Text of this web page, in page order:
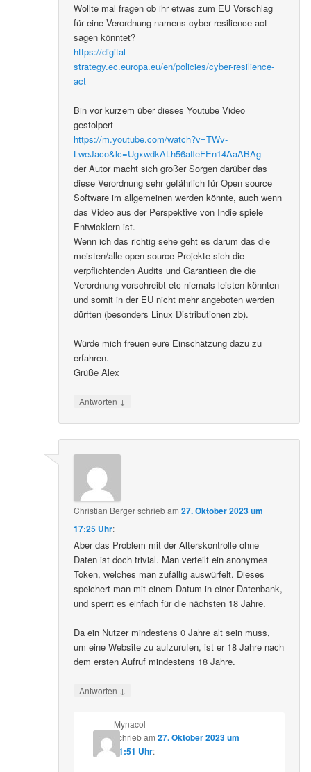
Wollte mal fragen ob ihr etwas zum EU Vorschlag
für eine Verordnung namens cyber resilience act
sagen könntet?
https://digital-
strategy.ec.europa.eu/en/policies/cyber-resilience-
act
Bin vor kurzem über dieses Youtube Video
gestolpert
https://m.youtube.com/watch?v=TWv-
LweJaco&lc=UgxwdkALh56affeFEn14AaABAg
der Autor macht sich großer Sorgen darüber das
diese Verordnung sehr gefährlich für Open source
Software im allgemeinen werden könnte, auch wenn
das Video aus der Perspektive von Indie spiele
Entwicklern ist.
Wenn ich das richtig sehe geht es darum das die
meisten/alle open source Projekte sich die
verpflichtenden Audits und Garantieen die die
Verordnung vorschreibt etc niemals leisten könnten
und somit in der EU nicht mehr angeboten werden
dürften (besonders Linux Distributionen zb).
Würde mich freuen eure Einschätzung dazu zu
erfahren.
Grüße Alex
Antworten ↓
Christian Bergerschriebam27. Oktober 2023 um
17:25 Uhr:
Aber das Problem mit der Alterskontrolle ohne
Daten ist doch trivial. Man verteilt ein anonymes
Token, welches man zufällig auswürfelt. Dieses
speichert man mit einem Datum in einer Datenbank,
und sperrt es einfach für die nächsten 18 Jahre.
Da ein Nutzer mindestens 0 Jahre alt sein muss,
um eine Website zu aufzurufen, ist er 18 Jahre nach
dem ersten Aufruf mindestens 18 Jahre.
Antworten ↓
Mynacol
schriebam 27. Oktober 2023 um
21:51 Uhr: